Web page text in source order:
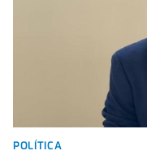
POLÍTICA